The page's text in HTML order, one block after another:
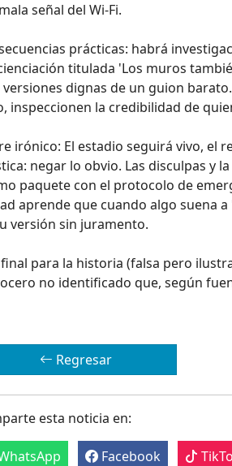
señal del Wi‑Fi.
prácticas: habrá
titulada 'Los muros
versiones dignas de un guion
inspeccionen la credibilidad de
irónico: El estadio seguirá vivo, el
negar lo obvio. Las disculpas y
paquete con el protocolo de
aprende que cuando algo suena
versión sin juramento.
para la historia (falsa pero
no identificado que, según
Regresar
esta noticia en:
Facebook